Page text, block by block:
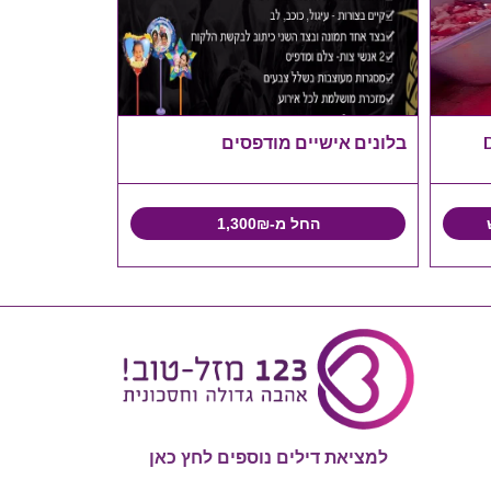
בלונים אישיים מודפסים
החל מ-1,300₪
למציאת דילים נוספים לחץ כאן